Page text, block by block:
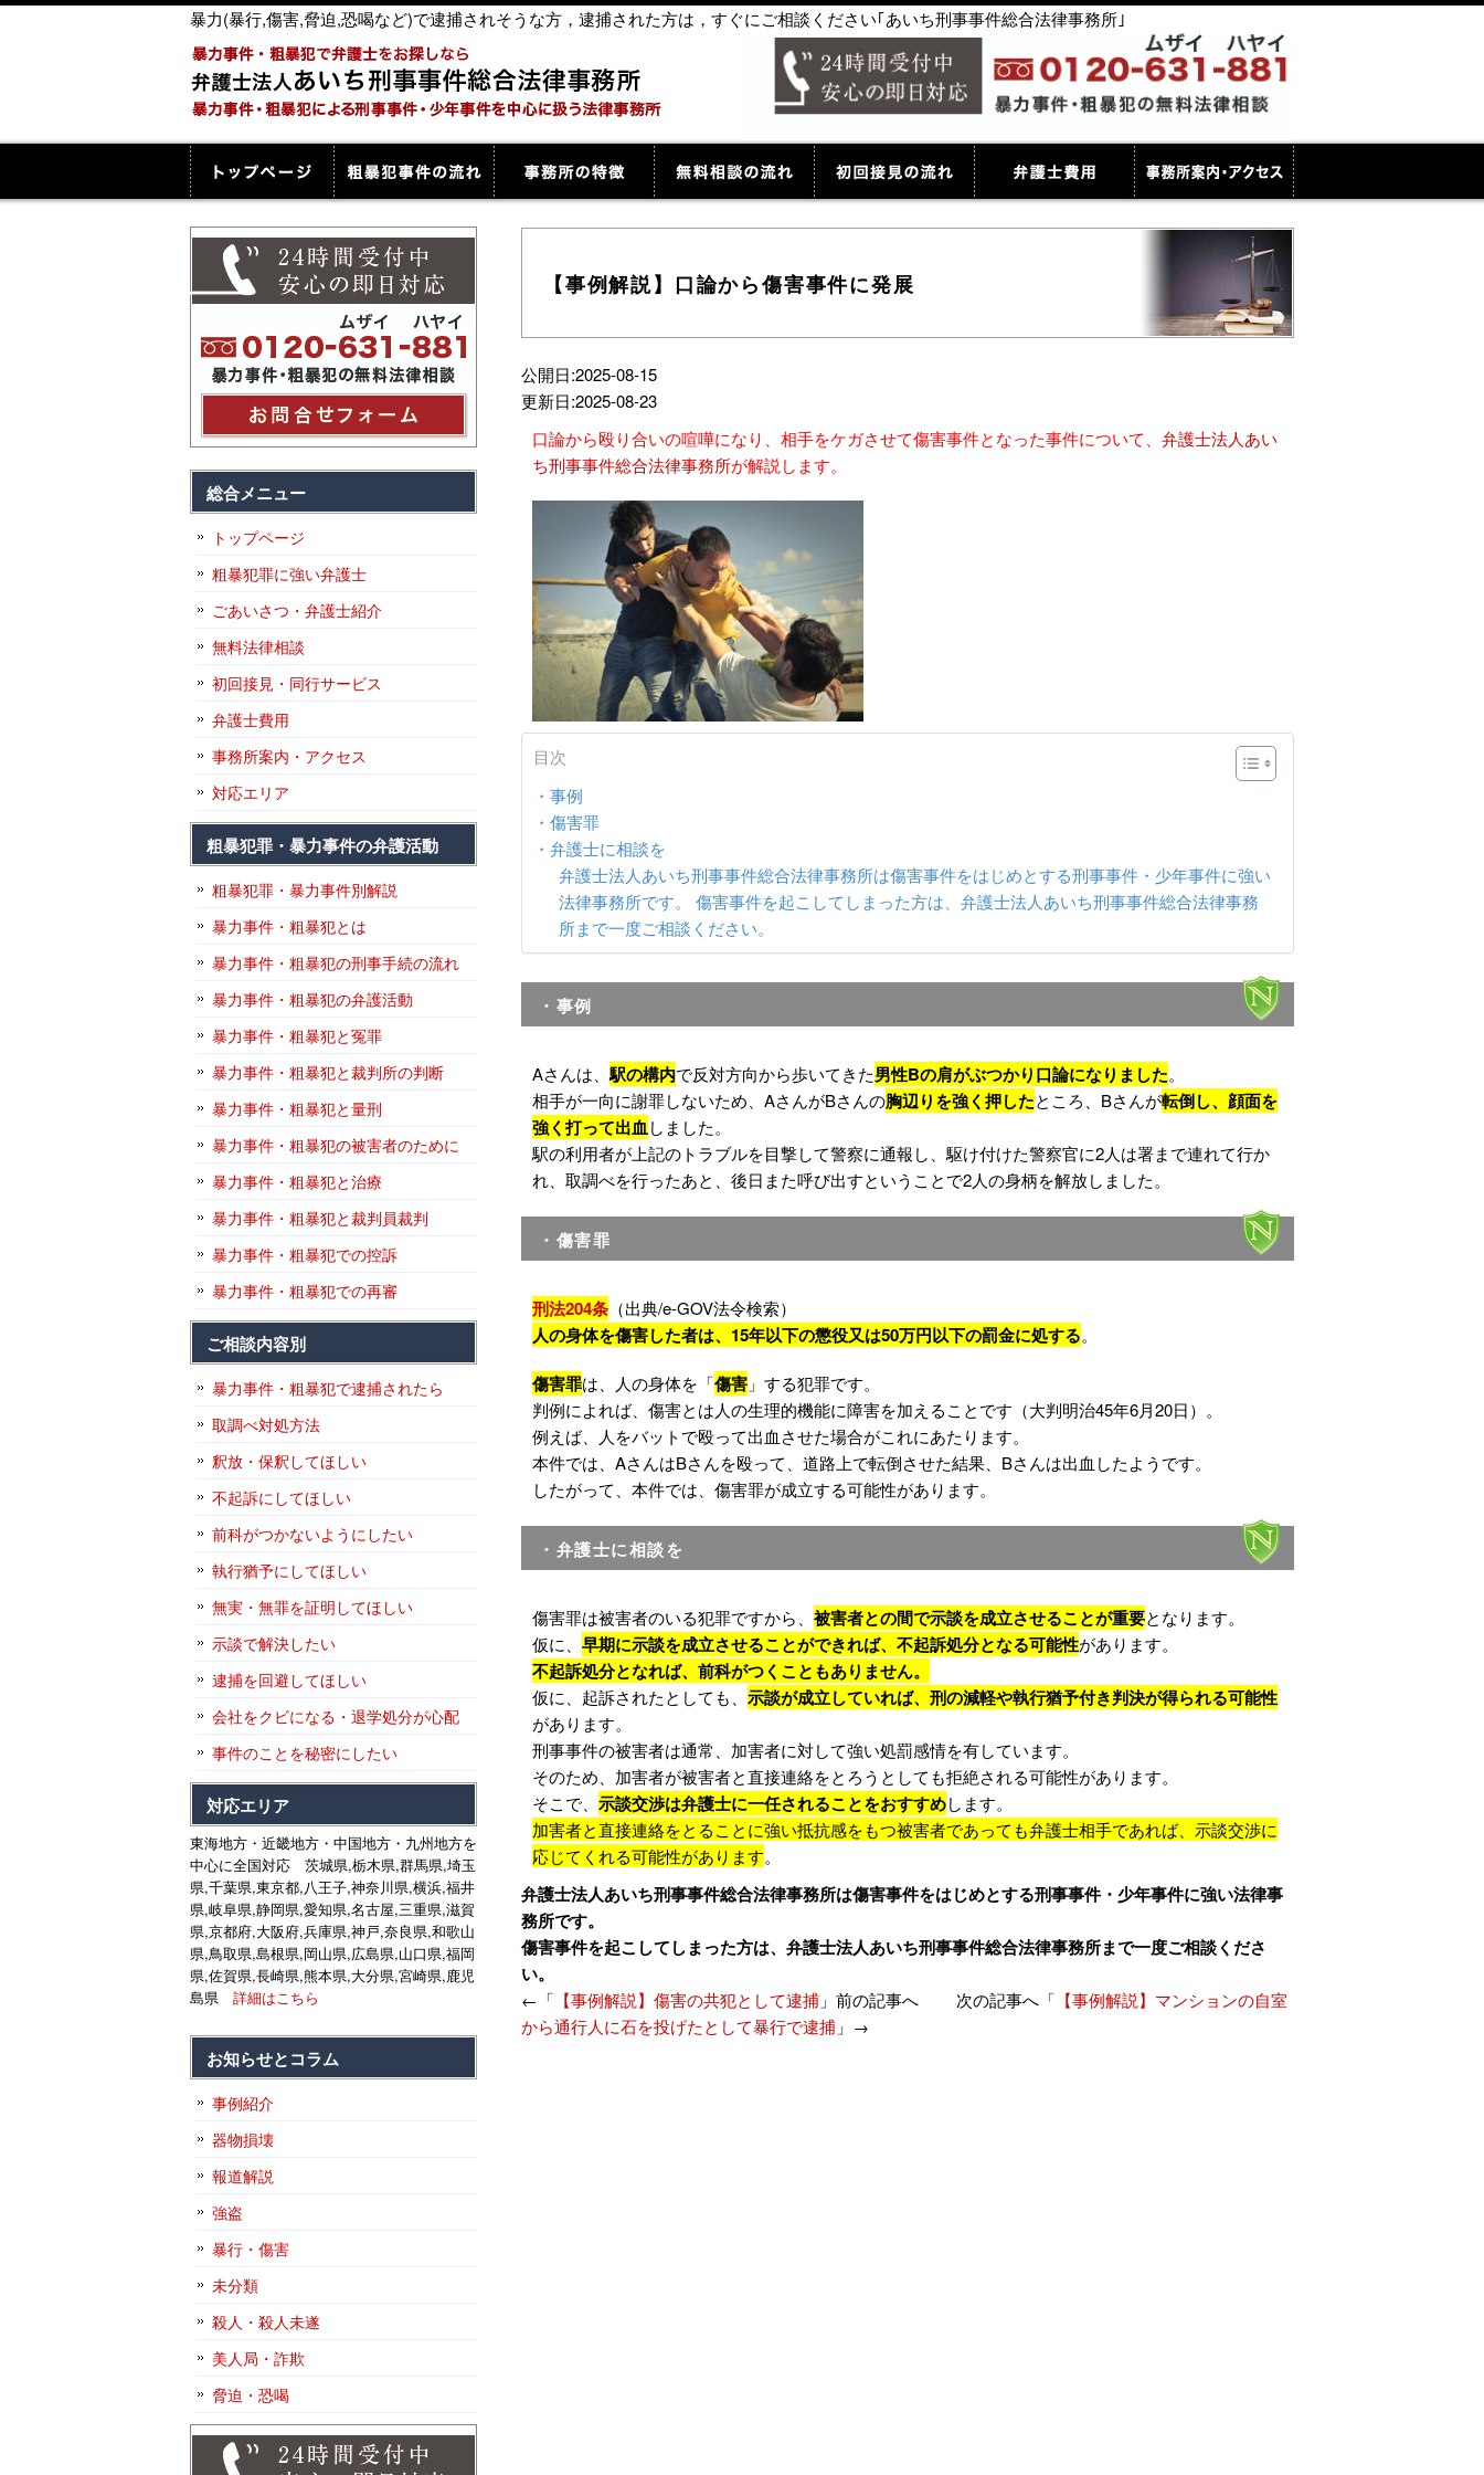
暴力(暴行,傷害,脅迫,恐喝など)で逮捕されそうな方，逮捕された方は，すぐにご相談ください｢あいち刑事事件総合法律事務所｣
【事例解説】口論から傷害事件に発展
公開日:2025-08-15
更新日:2025-08-23
口論から殴り合いの喧嘩になり、相手をケガさせて傷害事件となった事件について、 弁護士法人あい
ち刑事事件総合法律事務所が解説します。
目次
・事例
・傷害罪
・弁護士に相談を
弁護士法人あいち刑事事件総合法律事務所は傷害事件をはじめとする刑事事件・少年事件に強い
法律事務所です。 傷害事件を起こしてしまった方は、弁護士法人あいち刑事事件総合法律事務
所まで一度ご相談ください。
・事例
Aさんは、 駅の構内で反対方向から歩いてきた男性Bの肩がぶつかり口論になりました。
相手が一向に謝罪しないため、AさんがBさんの胸辺りを強く押したところ、Bさんが転倒し、顔面を
強く打って出血しました。
駅の利用者が上記のトラブルを目撃して警察に通報し、駆け付けた警察官に2人は署まで連れて行か
れ、取調べを行ったあと、後日また呼び出すということで2人の身柄を解放しました。
・傷害罪
刑法204条 （出典/e-GOV法令検索）
人の身体を傷害した者は、15年以下の懲役又は50万円以下の罰金に処する。
傷害罪は、人の身体を「傷害 」する犯罪です。
判例によれば、傷害とは人の生理的機能に障害を加えることです（大判明治45年6月20日）。
例えば、人をバットで殴って出血させた場合がこれにあたります。
本件では、AさんはBさんを殴って、道路上で転倒させた結果、Bさんは出血したようです。
したがって、本件では、傷害罪が成立する可能性があります。
・弁護士に相談を
傷害罪は被害者のいる犯罪ですから、 被害者との間で示談を成立させることが重要となります。
仮に、 早期に示談を成立させることができれば、不起訴処分となる可能性があります。
不起訴処分となれば、前科がつくこともありません。
仮に、起訴されたとしても、 示談が成立していれば、刑の減軽や執行猶予付き判決が得られる可能性
があります。
刑事事件の被害者は通常、加害者に対して強い処罰感情を有しています。
そのため、加害者が被害者と直接連絡をとろうとしても拒絶される可能性があります。
そこで、 示談交渉は弁護士に一任されることをおすすめします。
加害者と直接連絡をとることに強い抵抗感をもつ被害者であっても弁護士相手であれば、示談交渉に
応じてくれる可能性があります。
弁護士法人あいち刑事事件総合法律事務所は傷害事件をはじめとする刑事事件・少年事件に強い法律事
務所です。
傷害事件を起こしてしまった方は、弁護士法人あいち刑事事件総合法律事務所まで一度ご相談くださ
い。
←「 【事例解説】傷害の共犯として逮捕 」前の記事へ 次の記事へ「 【事例解説】マンションの自室
から通行人に石を投げたとして暴行で逮捕 」→
総合メニュー
トップページ
粗暴犯罪に強い弁護士
ごあいさつ・弁護士紹介
無料法律相談
初回接見・同行サービス
弁護士費用
事務所案内・アクセス
対応エリア
粗暴犯罪・暴力事件の弁護活動
粗暴犯罪・暴力事件別解説
暴力事件・粗暴犯とは
暴力事件・粗暴犯の刑事手続の流れ
暴力事件・粗暴犯の弁護活動
暴力事件・粗暴犯と冤罪
暴力事件・粗暴犯と裁判所の判断
暴力事件・粗暴犯と量刑
暴力事件・粗暴犯の被害者のために
暴力事件・粗暴犯と治療
暴力事件・粗暴犯と裁判員裁判
暴力事件・粗暴犯での控訴
暴力事件・粗暴犯での再審
ご相談内容別
暴力事件・粗暴犯で逮捕されたら
取調べ対処方法
釈放・保釈してほしい
不起訴にしてほしい
前科がつかないようにしたい
執行猶予にしてほしい
無実・無罪を証明してほしい
示談で解決したい
逮捕を回避してほしい
会社をクビになる・退学処分が心配
事件のことを秘密にしたい
対応エリア
東海地方・近畿地方・中国地方・九州地方を
中心に全国対応 茨城県,栃木県,群馬県,埼玉
県,千葉県,東京都,八王子,神奈川県,横浜,福井
県,岐阜県,静岡県,愛知県,名古屋,三重県,滋賀
県,京都府,大阪府,兵庫県,神戸,奈良県,和歌山
県,鳥取県,島根県,岡山県,広島県,山口県,福岡
県,佐賀県,長崎県,熊本県,大分県,宮崎県,鹿児
島県 詳細はこちら
お知らせとコラム
事例紹介
器物損壊
報道解説
強盗
暴行・傷害
未分類
殺人・殺人未遂
美人局・詐欺
脅迫・恐喝